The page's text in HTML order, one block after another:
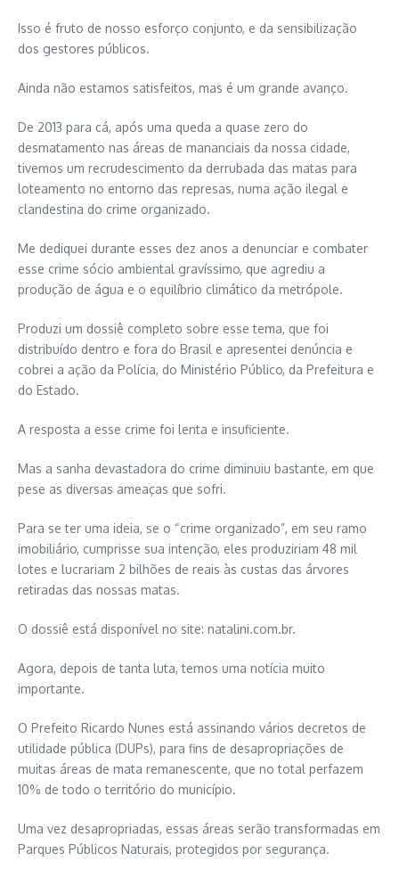
Isso é fruto de nosso esforço conjunto, e da sensibilização
dos gestores públicos.
Ainda não estamos satisfeitos, mas é um grande avanço.
De 2013 para cá, após uma queda a quase zero do
desmatamento nas áreas de mananciais da nossa cidade,
tivemos um recrudescimento da derrubada das matas para
loteamento no entorno das represas, numa ação ilegal e
clandestina do crime organizado.
Me dediquei durante esses dez anos a denunciar e combater
esse crime sócio ambiental gravíssimo, que agrediu a
produção de água e o equilíbrio climático da metrópole.
Produzi um dossiê completo sobre esse tema, que foi
distribuído dentro e fora do Brasil e apresentei denúncia e
cobrei a ação da Polícia, do Ministério Público, da Prefeitura e
do Estado.
A resposta a esse crime foi lenta e insuficiente.
Mas a sanha devastadora do crime diminuiu bastante, em que
pese as diversas ameaças que sofri.
Para se ter uma ideia, se o “crime organizado”, em seu ramo
imobiliário, cumprisse sua intenção, eles produziriam 48 mil
lotes e lucrariam 2 bilhões de reais às custas das árvores
retiradas das nossas matas.
O dossiê está disponível no site: natalini.com.br.
Agora, depois de tanta luta, temos uma notícia muito
importante.
O Prefeito Ricardo Nunes está assinando vários decretos de
utilidade pública (DUPs), para fins de desapropriações de
muitas áreas de mata remanescente, que no total perfazem
10% de todo o território do município.
Uma vez desapropriadas, essas áreas serão transformadas em
Parques Públicos Naturais, protegidos por segurança.